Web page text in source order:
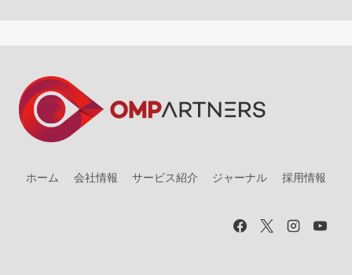
ホーム 会社情報 サービス紹介 ジャーナル 採用情報